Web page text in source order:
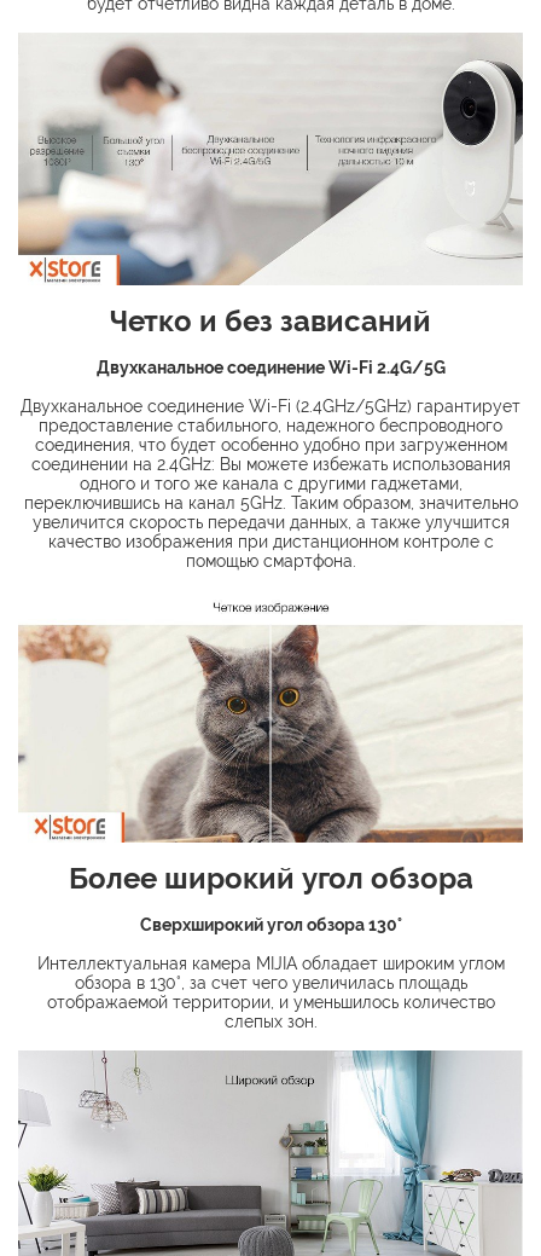
Четко и без зависаний
Двухканальное соединение Wi-Fi 2.4G/5G
Двухканальное соединение Wi-Fi (2.4GHz/5GHz) гарантирует
предоставление стабильного, надежного беспроводного
соединения, что будет особенно удобно при загруженном
соединении на 2.4GHz: Вы можете избежать использования
одного и того же канала с другими гаджетами,
переключившись на канал 5GHz. Таким образом, значительно
увеличится скорость передачи данных, а также улучшится
качество изображения при дистанционном контроле с
помощью смартфона.
Более широкий угол обзора
Сверхширокий угол обзора 130°
Интеллектуальная камера MIJIA обладает широким углом
обзора в 130°, за счет чего увеличилась площадь
отображаемой территории, и уменьшилось количество
слепых зон.